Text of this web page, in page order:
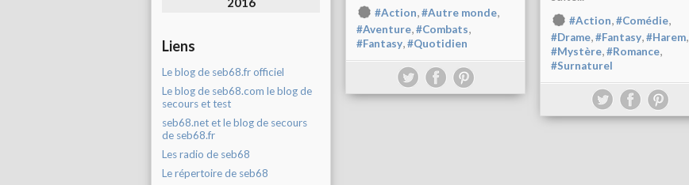
Liens
Le blog de seb68.fr officiel
Le blog de seb68.com le blog de
secours et test
seb68.net et le blog de secours
de seb68.fr
Les radio de seb68
Le répertoire de seb68
#Action,#Autre monde,
#Aventure,#Combats,
#Fantasy,#Quotidien
#Action,#Comédie,
#Drame,#Fantasy,#Harem,
#Mystère,#Romance,
#Surnaturel